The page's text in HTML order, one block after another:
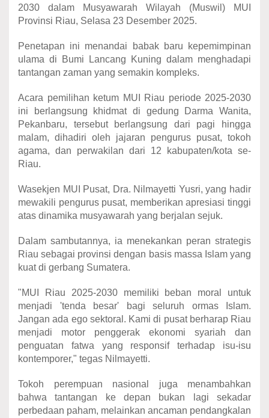
2030 dalam Musyawarah Wilayah (Muswil) MUI
Provinsi Riau, Selasa 23 Desember 2025.
Penetapan ini menandai babak baru kepemimpinan
ulama di Bumi Lancang Kuning dalam menghadapi
tantangan zaman yang semakin kompleks.
Acara pemilihan ketum MUI Riau periode 2025-2030
ini berlangsung khidmat di gedung Darma Wanita,
Pekanbaru, tersebut berlangsung dari pagi hingga
malam, dihadiri oleh jajaran pengurus pusat, tokoh
agama, dan perwakilan dari 12 kabupaten/kota se-
Riau.
Wasekjen MUI Pusat, Dra. Nilmayetti Yusri, yang hadir
mewakili pengurus pusat, memberikan apresiasi tinggi
atas dinamika musyawarah yang berjalan sejuk.
Dalam sambutannya, ia menekankan peran strategis
Riau sebagai provinsi dengan basis massa Islam yang
kuat di gerbang Sumatera.
"MUI Riau 2025-2030 memiliki beban moral untuk
menjadi 'tenda besar' bagi seluruh ormas Islam.
Jangan ada ego sektoral. Kami di pusat berharap Riau
menjadi motor penggerak ekonomi syariah dan
penguatan fatwa yang responsif terhadap isu-isu
kontemporer," tegas Nilmayetti.
Tokoh perempuan nasional juga menambahkan
bahwa tantangan ke depan bukan lagi sekadar
perbedaan paham, melainkan ancaman pendangkalan